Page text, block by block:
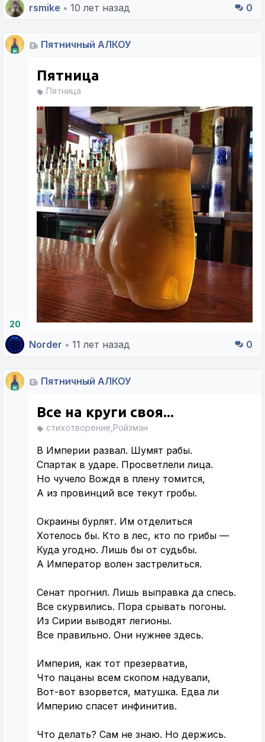
rsmike • 10 лет назад 0
Пятничный АЛКОУ
20
Пятница
Пятница
Norder • 11 лет назад 0
Пятничный АЛКОУ
Все на круги своя...
стихотворение,Ройзман
В Империи развал. Шумят рабы.
Спартак в ударе. Просветлели лица.
Но чучело Вождя в плену томится,
А из провинций все текут гробы.
Окраины бурлят. Им отделиться
Хотелось бы. Кто в лес, кто по грибы —
Куда угодно. Лишь бы от судьбы.
А Император волен застрелиться.
Сенат прогнил. Лишь выправка да спесь.
Все скурвились. Пора срывать погоны.
Из Сирии выводят легионы.
Все правильно. Они нужнее здесь.
Империя, как тот презерватив,
Что пацаны всем скопом надували,
Вот-вот взорвется, матушка. Едва ли
Империю спасет инфинитив.
Что делать? Сам не знаю. Но держись.